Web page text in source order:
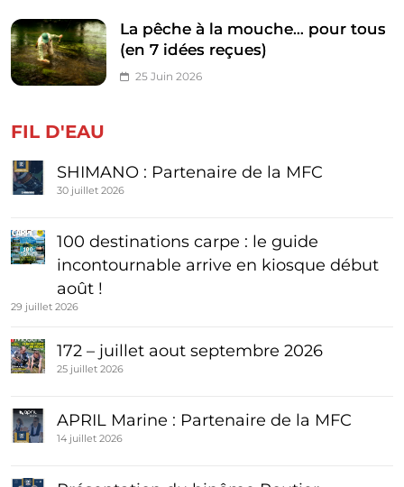
La pêche à la mouche… pour tous
(en 7 idées reçues)
25 Juin 2026
FIL D'EAU
SHIMANO : Partenaire de la MFC
30 juillet 2026
100 destinations carpe : le guide
incontournable arrive en kiosque début
août !
29 juillet 2026
172 – juillet aout septembre 2026
25 juillet 2026
APRIL Marine : Partenaire de la MFC
14 juillet 2026